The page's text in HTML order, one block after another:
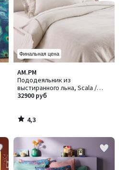
Финальная цена
AM.PM
Пододеяльник из
выстиранного льна, Scala /
Скала
32900 руб
4,3
/ 5
4,3
/